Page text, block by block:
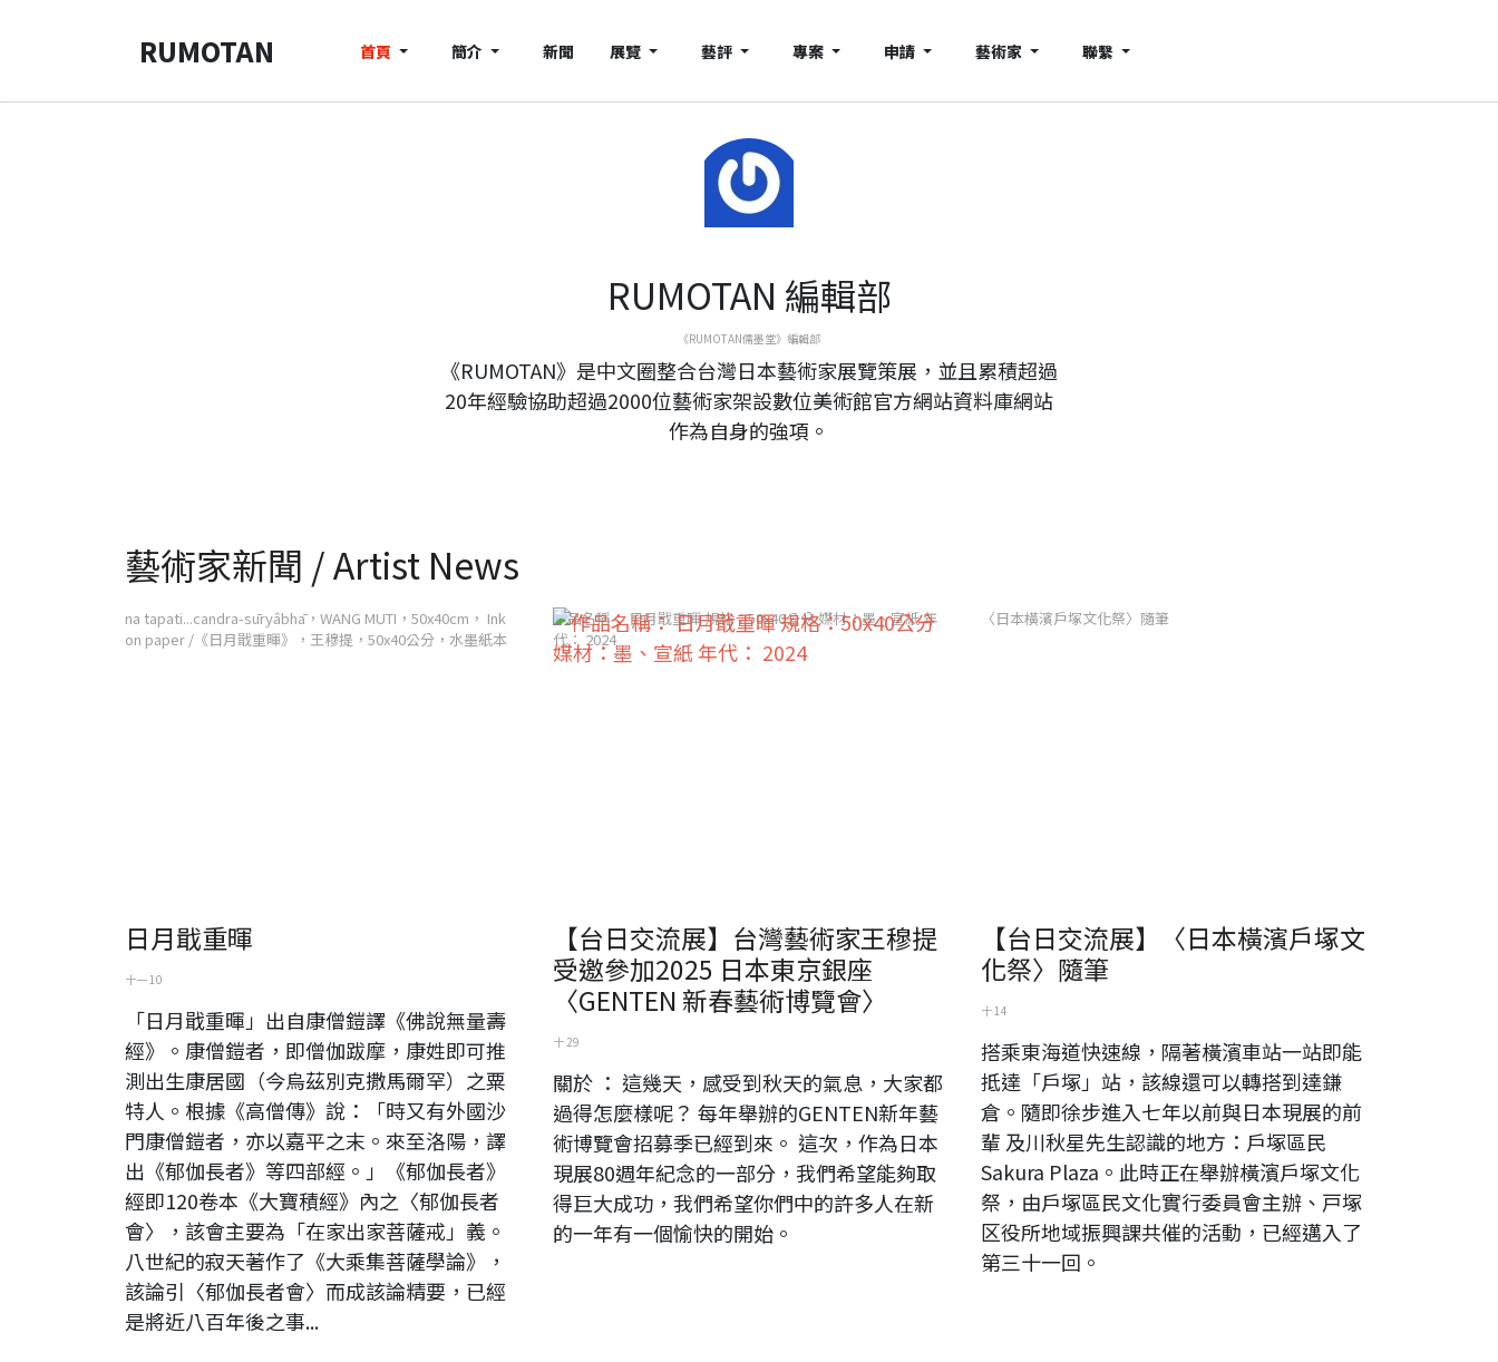
RUMOTAN 首頁 簡介 新聞 展覽 藝評 專案 申請 藝術家 聯繫
RUMOTAN 編輯部
《RUMOTAN儒墨堂》編輯部
《RUMOTAN》是中文圈整合台灣日本藝術家展覽策展，並且累積超過
20年經驗協助超過2000位藝術家架設數位美術館官方網站資料庫網站
作為自身的強項。
藝術家新聞 / Artist News
na tapati...candra-sūryâbhā，WANG MUTI，50x40cm， Ink
on paper /《日月戢重暉》，王穆提，50x40公分，水墨紙本
日月戢重暉
十一 10
「日月戢重暉」出自康僧鎧譯《佛說無量壽
經》。康僧鎧者，即僧伽跋摩，康姓即可推
測出生康居國（今烏茲別克撒馬爾罕）之粟
特人。根據《高僧傳》說：「時又有外國沙
門康僧鎧者，亦以嘉平之末。來至洛陽，譯
出《郁伽長者》等四部經。」《郁伽長者》
經即120卷本《大寶積經》內之〈郁伽長者
會〉，該會主要為「在家出家菩薩戒」義。
八世紀的寂天著作了《大乘集菩薩學論》，
該論引〈郁伽長者會〉而成該論精要，已經
是將近八百年後之事...
作品名稱： 日月戢重暉 規格：50x40公分 媒材：墨、宣紙 年
代： 2024
【台日交流展】台灣藝術家王穆提
受邀參加2025 日本東京銀座
〈GENTEN 新春藝術博覽會〉
十 29
關於 ： 這幾天，感受到秋天的氣息，大家都
過得怎麼樣呢？ 每年舉辦的GENTEN新年藝
術博覽會招募季已經到來。 這次，作為日本
現展80週年紀念的一部分，我們希望能夠取
得巨大成功，我們希望你們中的許多人在新
的一年有一個愉快的開始。
〈日本橫濱戶塚文化祭〉隨筆
【台日交流展】〈日本橫濱戶塚文
化祭〉隨筆
十 14
搭乘東海道快速線，隔著橫濱車站一站即能
抵達「戶塚」站，該線還可以轉搭到達鎌
倉。隨即徐步進入七年以前與日本現展的前
輩 及川秋星先生認識的地方：戶塚區民
Sakura Plaza。此時正在舉辦橫濱戶塚文化
祭，由戶塚區民文化實行委員會主辦、戸塚
区役所地域振興課共催的活動，已經邁入了
第三十一回。